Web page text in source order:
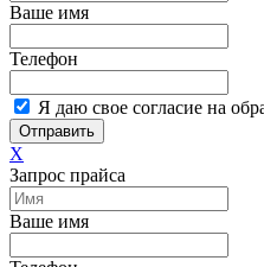
Ваше имя
Телефон
Я даю свое согласие на
Отправить
X
Запрос прайса
Ваше имя